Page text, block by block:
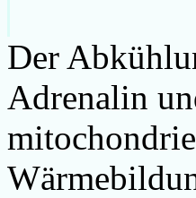
Der
Adrenalin